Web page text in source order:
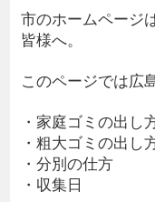
市のホームページ
皆様へ。
このページでは広
・家庭ゴミの出し
・粗大ゴミの出し
・分別の仕方
・収集日